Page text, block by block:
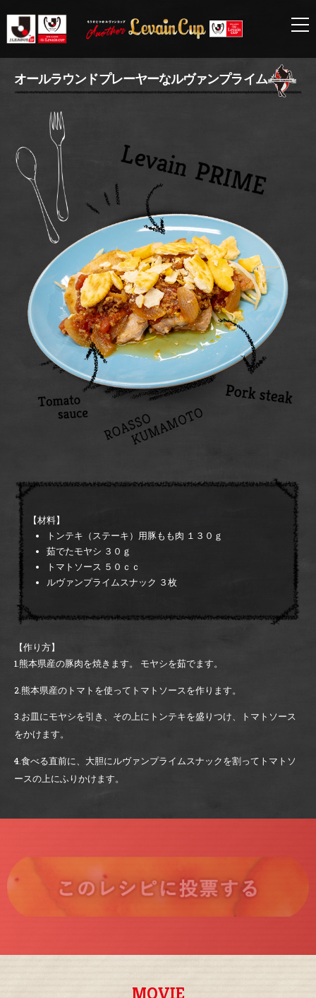
オールラウンドプレーヤーなルヴァンプライム
【材料】
トンテキ（ステーキ）用豚もも肉 １３０ｇ
茹でたモヤシ ３０ｇ
トマトソース ５０ｃｃ
ルヴァンプライムスナック ３枚
【作り方】
1.熊本県産の豚肉を焼きます。 モヤシを茹でます。
2.熊本県産のトマトを使ってトマトソースを作ります。
3.お皿にモヤシを引き、その上にトンテキを盛りつけ、トマトソース
をかけます。
4.食べる直前に、大胆にルヴァンプライムスナックを割ってトマトソ
ースの上にふりかけます。